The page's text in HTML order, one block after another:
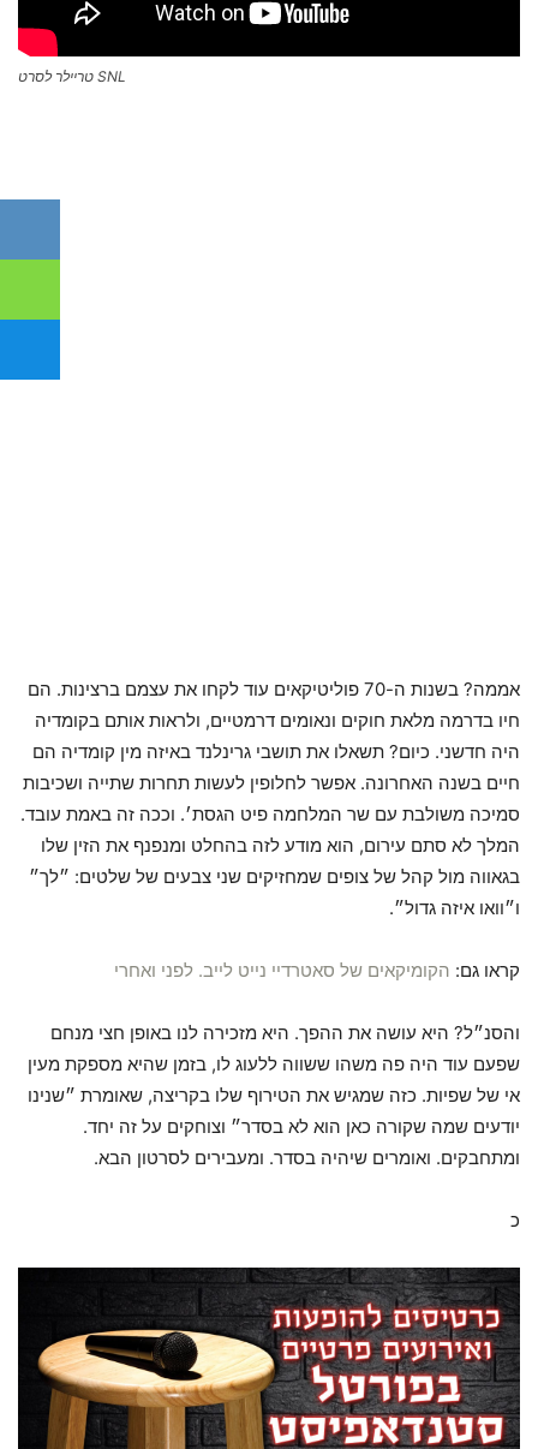
SNL טריילר לסרט
אממה? בשנות ה-70 פוליטיקאים עוד לקחו את עצמם ברצינות. הם
חיו בדרמה מלאת חוקים ונאומים דרמטיים, ולראות אותם בקומדיה
היה חדשני. כיום? תשאלו את תושבי גרינלנד באיזה מין קומדיה הם
חיים בשנה האחרונה. אפשר לחלופין לעשות תחרות שתייה ושכיבות
סמיכה משולבת עם שר המלחמה פיט הגסת׳. וככה זה באמת עובד.
המלך לא סתם עירום, הוא מודע לזה בהחלט ומנפנף את הזין שלו
בגאווה מול קהל של צופים שמחזיקים שני צבעים של שלטים: ״לך״
ו״וואו איזה גדול״.
קראו גם: הקומיקאים של סאטרדיי נייט לייב. לפני ואחרי
והסנ״ל? היא עושה את ההפך. היא מזכירה לנו באופן חצי מנחם
שפעם עוד היה פה משהו ששווה ללעוג לו, בזמן שהיא מספקת מעין
אי של שפיות. כזה שמגיש את הטירוף שלו בקריצה, שאומרת ״שנינו
יודעים שמה שקורה כאן הוא לא בסדר״ וצוחקים על זה יחד.
ומתחבקים. ואומרים שיהיה בסדר. ומעבירים לסרטון הבא.
כ